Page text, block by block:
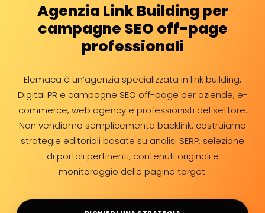
Agenzia Link Building per
campagne SEO off-page
professionali
Elemaca è un’agenzia specializzata in link building,
Digital PR e campagne SEO off-page per aziende, e-
commerce, web agency e professionisti del settore.
Non vendiamo semplicemente backlink: costruiamo
strategie editoriali basate su analisi SERP, selezione
di portali pertinenti, contenuti originali e
monitoraggio delle pagine target.